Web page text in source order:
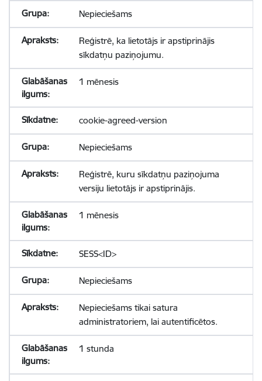
Nepieciešams
Reģistrē, ka lietotājs ir apstiprinājis
sīkdatņu paziņojumu.
1 mēnesis
cookie-agreed-version
Nepieciešams
Reģistrē, kuru sīkdatņu paziņojuma
versiju lietotājs ir apstiprinājis.
1 mēnesis
SESS<ID>
Nepieciešams
Nepieciešams tikai satura
administratoriem, lai autentificētos.
1 stunda